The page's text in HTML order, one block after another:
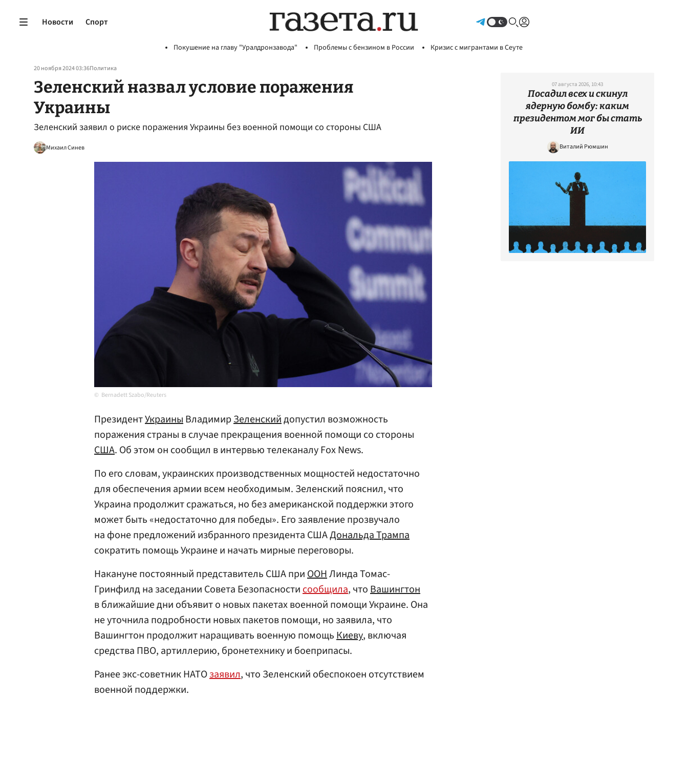
Новости Спорт
Покушение на главу "Уралдронзавода" Проблемы с бензином в России Кризис с мигрантами в Сеуте
20 ноября 2024 03:36Политика
Зеленский назвал условие поражения
Украины
Зеленский заявил о риске поражения Украины без военной помощи со стороны США
Михаил Синев
Bernadett Szabo/Reuters
ПрезидентУкраиныВладимирЗеленскийдопустил возможность
поражения страны в случае прекращения военной помощи со стороны
США. Об этом он сообщил в интервью телеканалу Fox News.
По его словам, украинских производственных мощностей недостаточно
для обеспечения армии всем необходимым. Зеленский пояснил, что
Украина продолжит сражаться, но без американской поддержки этого
может быть «недостаточно для победы». Его заявление прозвучало
на фоне предложений избранного президента СШАДональда Трампа
сократить помощь Украине и начать мирные переговоры.
Накануне постоянный представитель США приООНЛинда Томас-
Гринфилд на заседании Совета Безопасностисообщила, чтоВашингтон
в ближайшие дни объявит о новых пакетах военной помощи Украине. Она
не уточнила подробности новых пакетов помощи, но заявила, что
Вашингтон продолжит наращивать военную помощьКиеву, включая
средства ПВО, артиллерию, бронетехнику и боеприпасы.
Ранее экс-советник НАТОзаявил, что Зеленский обеспокоен отсутствием
военной поддержки.
07 августа 2026, 10:43
Посадил всех и скинул
ядерную бомбу: каким
президентом мог бы стать
ИИ
Виталий Рюмшин